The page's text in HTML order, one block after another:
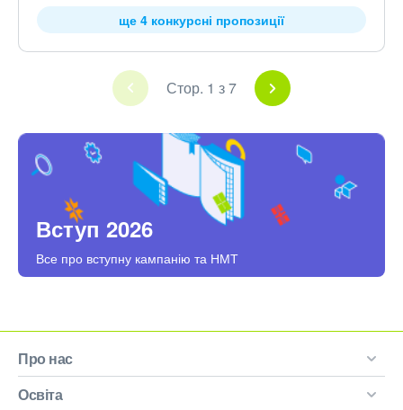
ще 4 конкурсні пропозиції
Стор. 1 з 7
Вступ 2026
Все про вступну кампанію та НМТ
Про нас
Освіта